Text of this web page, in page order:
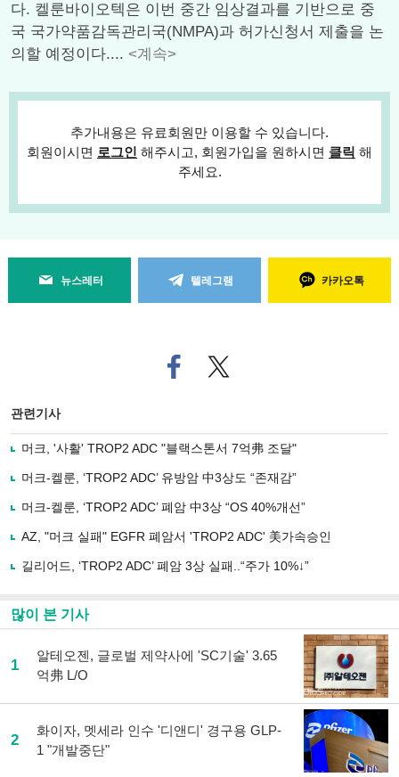
다. 켈룬바이오텍은 이번 중간 임상결과를 기반으로 중
국 국가약품감독관리국(NMPA)과 허가신청서 제출을 논
의할 예정이다.... <계속>
추가내용은 유료회원만 이용할 수 있습니다.
회원이시면 로그인 해주시고, 회원가입을 원하시면 클릭 해
주세요.
뉴스레터 텔레그램 카카오톡
페
이
로
기
사
유
기
트위
터로
관련기사
머크, '사활' TROP2 ADC "블랙스톤서 7억弗 조달"
머크-켈룬, ‘TROP2 ADC’ 유방암 中3상도 “존재감”
머크-켈룬, ‘TROP2 ADC’ 폐암 中3상 “OS 40%개선”
AZ, "머크 실패" EGFR 폐암서 'TROP2 ADC' 美가속승인
길리어드, ‘TROP2 ADC’ 폐암 3상 실패..“주가 10%↓”
많이 본 기사
1
알테오젠, 글로벌 제약사에 'SC기술' 3.65
억弗 L/O
2
화이자, 멧세라 인수 '디앤디' 경구용 GLP-
1 "개발중단"